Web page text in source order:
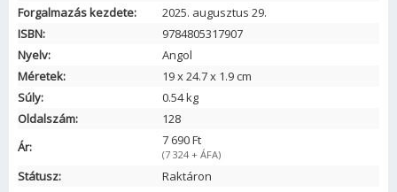
Forgalmazás kezdete:
2025. augusztus 29.
ISBN:
9784805317907
Nyelv:
Angol
Méretek:
19x24.7x 1.9cm
Súly:
0.54 kg
Oldalszám:
128
Ár:
7 690 Ft
(7 324 + ÁFA)
Státusz: Raktáron